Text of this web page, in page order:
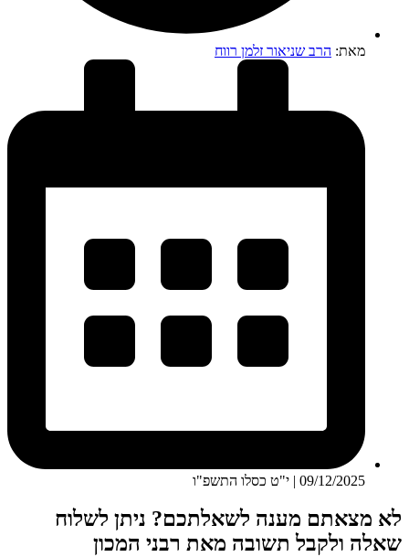
מאת: הרב שניאור זלמן רווח
09/12/2025 | י"ט כסלו התשפ"ו
לא מצאתם מענה לשאלתכם? ניתן לשלוח
שאלה ולקבל תשובה מאת רבני המכון